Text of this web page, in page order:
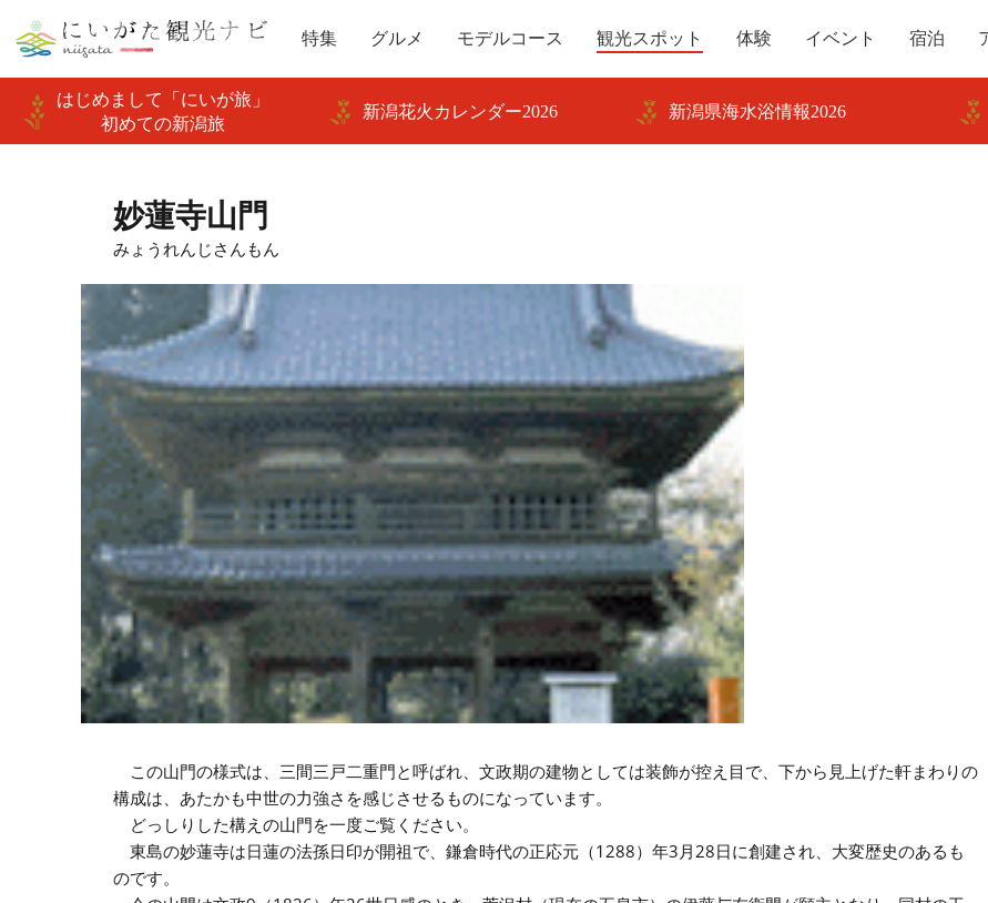
特集 グルメ モデルコース 観光スポット 体験 イベント 宿泊
はじめまして「にいが旅」
初めての新潟旅
新潟花火カレンダー2026 新潟県海水浴情報2026
妙蓮寺山門
みょうれんじさんもん
この山門の様式は、三間三戸二重門と呼ばれ、文政期の建物としては装飾が控え目で、下から見上げた軒まわりの
構成は、あたかも中世の力強さを感じさせるものになっています。
どっしりした構えの山門を一度ご覧ください。
東島の妙蓮寺は日蓮の法孫日印が開祖で、鎌倉時代の正応元（1288）年3月28日に創建され、大変歴史のあるも
のです。